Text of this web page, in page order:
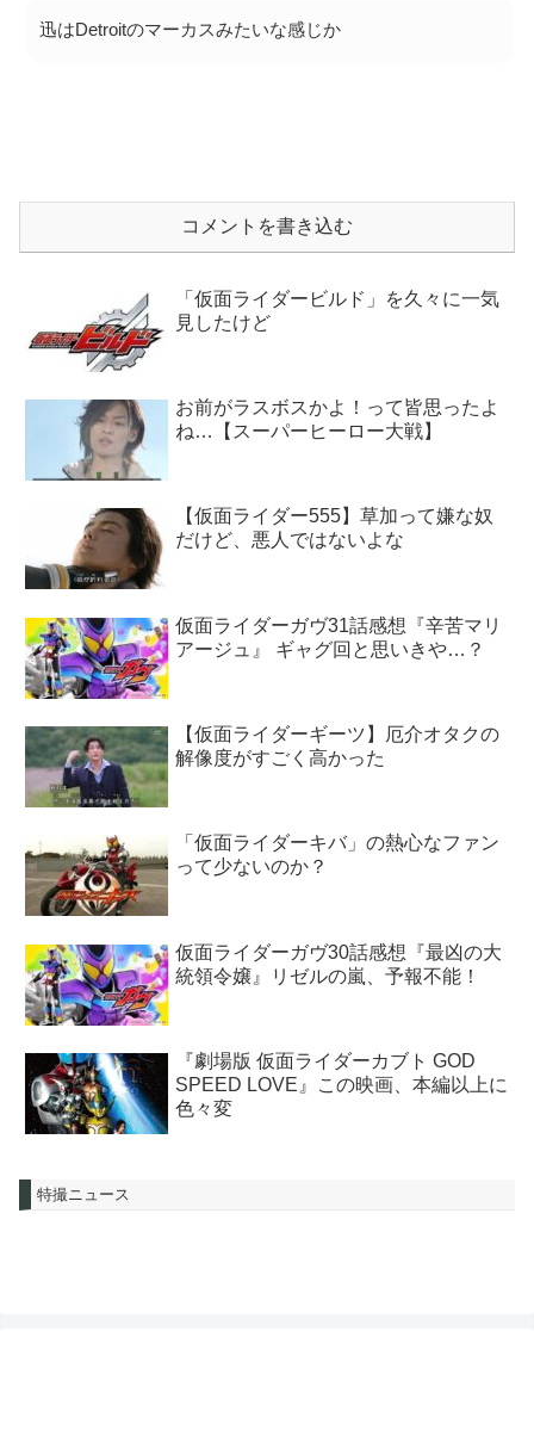
迅はDetroitのマーカスみたいな感じか
コメントを書き込む
「仮面ライダービルド」を久々に一気
見したけど
お前がラスボスかよ！って皆思ったよ
ね…【スーパーヒーロー大戦】
【仮面ライダー555】草加って嫌な奴
だけど、悪人ではないよな
仮面ライダーガヴ31話感想『辛苦マリ
アージュ』 ギャグ回と思いきや…？
【仮面ライダーギーツ】厄介オタクの
解像度がすごく高かった
「仮面ライダーキバ」の熱心なファン
って少ないのか？
仮面ライダーガヴ30話感想『最凶の大
統領令嬢』リゼルの嵐、予報不能！
『劇場版 仮面ライダーカブト GOD
SPEED LOVE』この映画、本編以上に
色々変
特撮ニュース